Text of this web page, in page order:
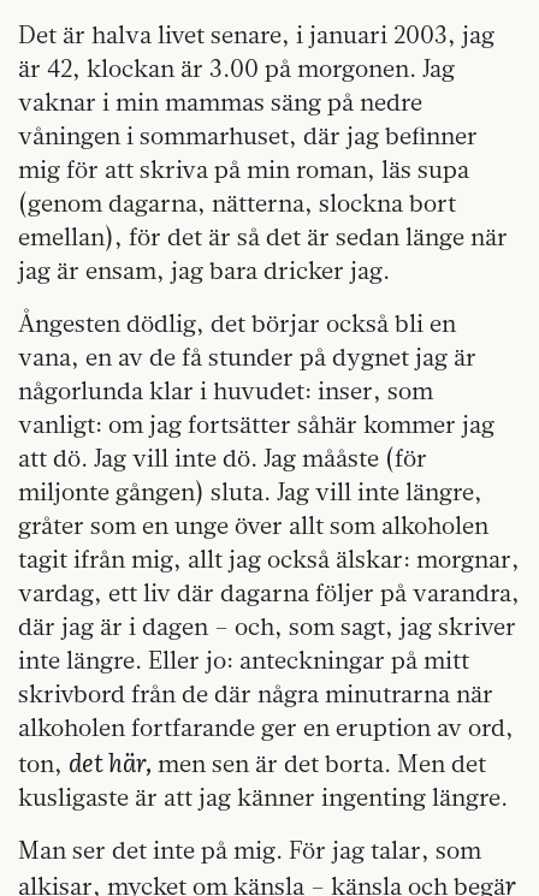
Det är halva livet senare, i januari 2003, jag
är 42, klockan är 3.00 på morgonen. Jag
vaknar i min mammas säng på nedre
våningen i sommarhuset, där jag befinner
mig för att skriva på min roman, läs supa
(genom dagarna, nätterna, slockna bort
emellan), för det är så det är sedan länge när
jag är ensam, jag bara dricker jag.
Ångesten dödlig, det börjar också bli en
vana, en av de få stunder på dygnet jag är
någorlunda klar i huvudet: inser, som
vanligt: om jag fortsätter såhär kommer jag
att dö. Jag vill inte dö. Jag mååste (för
miljonte gången) sluta. Jag vill inte längre,
gråter som en unge över allt som alkoholen
tagit ifrån mig, allt jag också älskar: morgnar,
vardag, ett liv där dagarna följer på varandra,
där jag är i dagen – och, som sagt, jag skriver
inte längre. Eller jo: anteckningar på mitt
skrivbord från de där några minutrarna när
alkoholen fortfarande ger en eruption av ord,
ton, det här, men sen är det borta. Men det
kusligaste är att jag känner ingenting längre.
Man ser det inte på mig. För jag talar, som
alkisar, mycket om känsla – känsla och begär